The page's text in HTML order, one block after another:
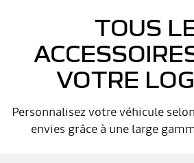
TOUS
VOTRE
Personnalisez votre véhicule
envies grâce à une large